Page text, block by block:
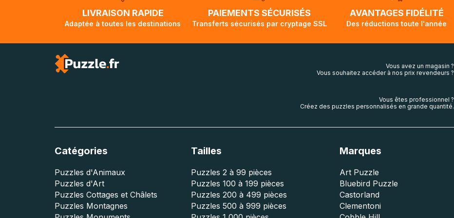
lorsque votre colis aura touché terre.
LIVRAISON RAPIDE
Adaptée à toutes les destinations
PAIEMENTS SÉCURISÉS
Transferts sécurisés par cryptage SSL
AVANTAGES FIDÉLITÉ
Des réductions toute l'année
Vous avez un magasin ?
Vous souhaitez accéder à nos prix revendeurs ?
Vous êtes professionnel ?
Créez des puzzles personnalisés en grande quantité.
Catégories
Puzzles d'Animaux
Puzzles d'Art
Puzzles Cottages et Châlets
Puzzles Montagnes
Tailles
Puzzles 2 à 99 pièces
Puzzles 100 à 199 pièces
Puzzles 200 à 499 pièces
Puzzles 500 à 999 pièces
Marques
Art Puzzle
Bluebird Puzzle
Castorland
Clementoni